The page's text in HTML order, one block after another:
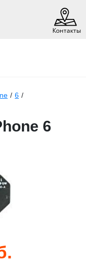
Контакты
/ 6 /
6